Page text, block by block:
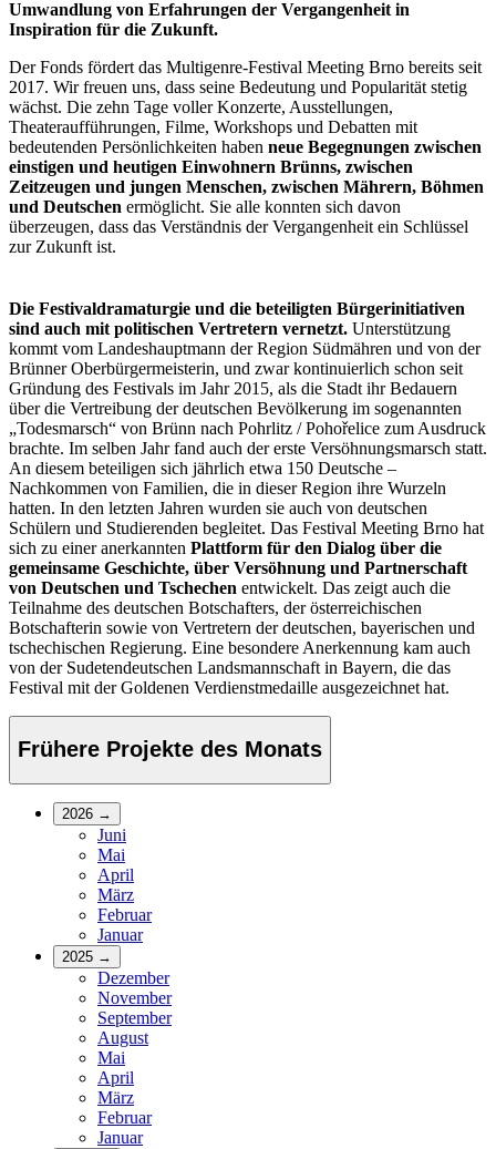
Umwandlung von Erfahrungen der Vergangenheit in
Inspiration für die Zukunft.
Der Fonds fördert das Multigenre-Festival Meeting Brno bereits seit
2017. Wir freuen uns, dass seine Bedeutung und Popularität stetig
wächst. Die zehn Tage voller Konzerte, Ausstellungen,
Theateraufführungen, Filme, Workshops und Debatten mit
bedeutenden Persönlichkeiten haben neue Begegnungen zwischen
einstigen und heutigen Einwohnern Brünns, zwischen
Zeitzeugen und jungen Menschen, zwischen Mährern, Böhmen
und Deutschen ermöglicht. Sie alle konnten sich davon
überzeugen, dass das Verständnis der Vergangenheit ein Schlüssel
zur Zukunft ist.
Die Festivaldramaturgie und die beteiligten Bürgerinitiativen
sind auch mit politischen Vertretern vernetzt. Unterstützung
kommt vom Landeshauptmann der Region Südmähren und von der
Brünner Oberbürgermeisterin, und zwar kontinuierlich schon seit
Gründung des Festivals im Jahr 2015, als die Stadt ihr Bedauern
über die Vertreibung der deutschen Bevölkerung im sogenannten
„Todesmarsch“ von Brünn nach Pohrlitz / Pohořelice zum Ausdruck
brachte. Im selben Jahr fand auch der erste Versöhnungsmarsch statt.
An diesem beteiligen sich jährlich etwa 150 Deutsche –
Nachkommen von Familien, die in dieser Region ihre Wurzeln
hatten. In den letzten Jahren wurden sie auch von deutschen
Schülern und Studierenden begleitet. Das Festival Meeting Brno hat
sich zu einer anerkannten Plattform für den Dialog über die
gemeinsame Geschichte, über Versöhnung und Partnerschaft
von Deutschen und Tschechen entwickelt. Das zeigt auch die
Teilnahme des deutschen Botschafters, der österreichischen
Botschafterin sowie von Vertretern der deutschen, bayerischen und
tschechischen Regierung. Eine besondere Anerkennung kam auch
von der Sudetendeutschen Landsmannschaft in Bayern, die das
Festival mit der Goldenen Verdienstmedaille ausgezeichnet hat.
Frühere Projekte des Monats
2026 →
Juni
Mai
April
März
Februar
Januar
2025 →
Dezember
November
September
August
Mai
April
März
Februar
Januar